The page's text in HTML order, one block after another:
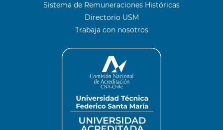
Sistema de Remuneraciones Históricas
Directorio USM
Trabaja con nosotros